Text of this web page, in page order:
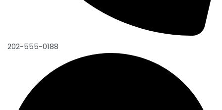
202-555-0188